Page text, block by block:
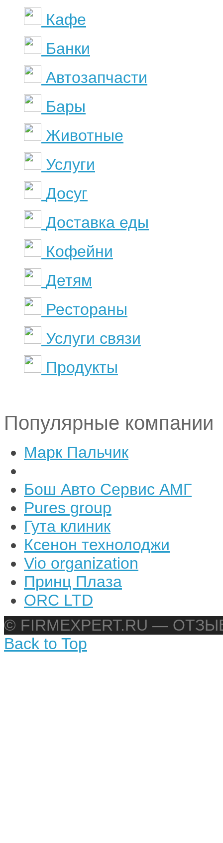
Кафе
Банки
Автозапчасти
Бары
Животные
Услуги
Досуг
Доставка еды
Кофейни
Детям
Рестораны
Услуги связи
Продукты
Популярные компании
Марк Пальчик
Бош Авто Сервис АМГ
Pures group
Гута клиник
Ксенон технолоджи
Vio organization
Принц Плаза
ORC LTD
© FIRMEXPERT.RU —
Back to Top